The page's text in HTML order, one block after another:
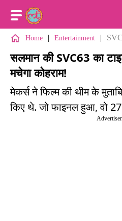
Home | Entertainment |
सलमान की SVC63 का
मचेगा कोहराम!
मेकर्स ने फिल्म की थीम के
किए थे. जो फाइनल हुआ, वो 27